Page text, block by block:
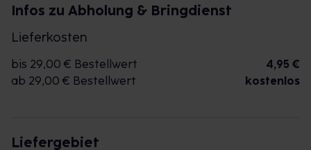
Infos zu Abholung & Bringdienst
Lieferkosten
bis 29,00 € Bestellwert
4,95 €
ab 29,00 € Bestellwert
kostenlos
Liefergebiet